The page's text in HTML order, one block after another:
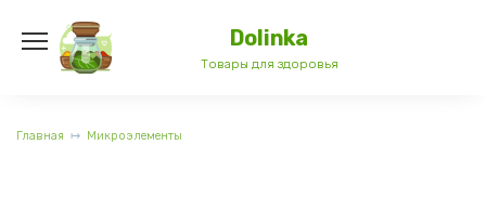
содержанию
Dolinka
Товары для здоровья
Главная Микроэлементы